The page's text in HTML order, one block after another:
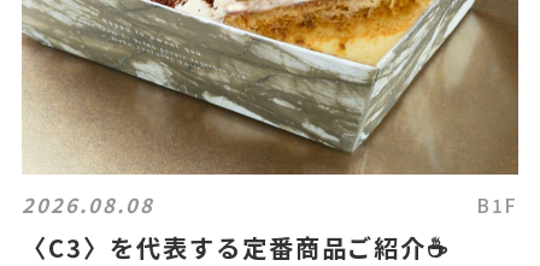
2026.08.08 B1F
〈C3〉を代表する定番商品ご紹介☕